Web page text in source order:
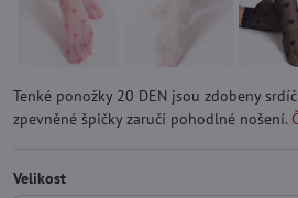
Tenké ponožky 20 DEN jsou zdobeny
zpevněné špičky zaručí pohodlné nošení.
Velikost